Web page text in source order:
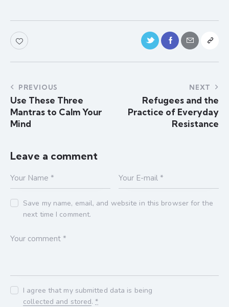
PREVIOUS
Use These Three
Mantras to Calm Your
Mind
NEXT
Refugees and the
Practice of Everyday
Resistance
Leave a comment
Save my name, email, and website in this browser for the
next time I comment.
I agree that my submitted data is being
collected and stored.*